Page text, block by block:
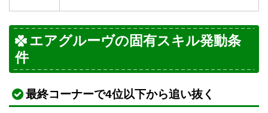
エアグルーヴの固有スキル発動条
件
最終コーナーで4位以下から追い抜く